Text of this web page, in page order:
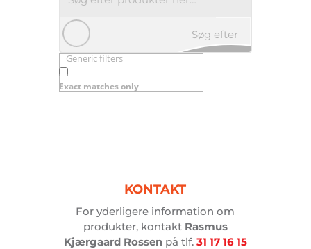
Søg efter
Generic filters
Exact matches only
KONTAKT
For yderligere information om
produkter, kontakt Rasmus
Kjærgaard Rossenpå tlf. 31 17 16 15